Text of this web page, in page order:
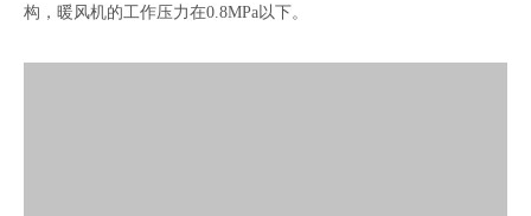
构，暖风机的工作压力在0.8MPa以下。